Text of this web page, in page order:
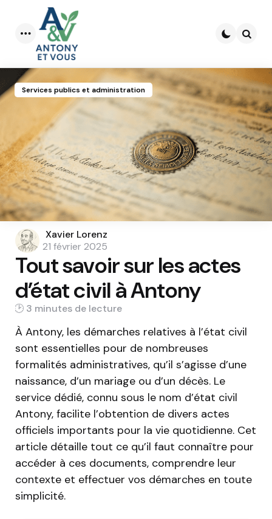
Menu
Services publics et administration
Posted
by
Xavier Lorenz
21 février 2025
Tout savoir sur les actes
d’état civil à Antony
3 min
À Antony, les démarches relatives à l’état civil
sont essentielles pour de nombreuses
formalités administratives, qu’il s’agisse d’une
naissance, d’un mariage ou d’un décès. Le
service dédié, connu sous le nom d’état civil
Antony, facilite l’obtention de divers actes
officiels importants pour la vie quotidienne. Cet
article détaille tout ce qu’il faut connaître pour
accéder à ces documents, comprendre leur
contexte et effectuer vos démarches en toute
simplicité.